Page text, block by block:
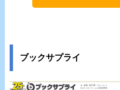
ブックサプライ